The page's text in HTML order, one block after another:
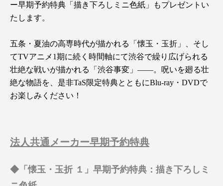
ー早期予約特典「描き下ろしミニ色紙」もプレゼントい
たします。
五条・夏油の高専時代が描かれる「懐玉・玉折」、そし
てTVアニメ1期に続く時間軸にて渋谷で繰り広げられる
壮絶な戦いが描かれる「渋谷事変」――。呪いを廻る壮
絶な物語を、是非TaS限定特典とともにBlu-ray・DVDで
お楽しみください！
法人共通メーカー早期予約特典
◆「懐玉・玉折 １」早期予約特典：描き下ろしミ